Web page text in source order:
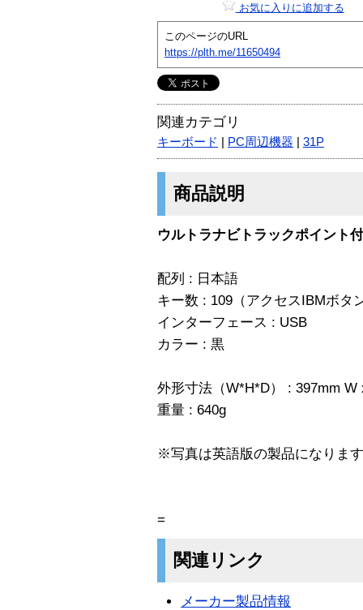
お気に入りに追加する
このページのURL
https://plth.me/11650494
関連カテゴリ
キーボード PC周辺機器 31P
商品説明
ウルトラナビトラックポイント
配列 : 日本語
キー数 : 109（アクセスIBMボタ
インターフェース : USB
カラー : 黒
外形寸法（W*H*D） : 397mm W
重量 : 640g
※写真は英語版の製品になりま
=
関連リンク
メーカー製品情報